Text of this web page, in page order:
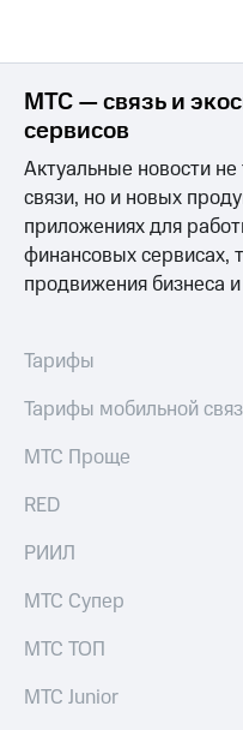
МТС — связь и
сервисов
Актуальные новости
связи, но и новых
приложениях для
финансовых сервисах,
продвижения бизнеса
Тарифы
Тарифы мобильной
МТС Проще
RED
РИИЛ
МТС Супер
МТС ТОП
МТС Junior